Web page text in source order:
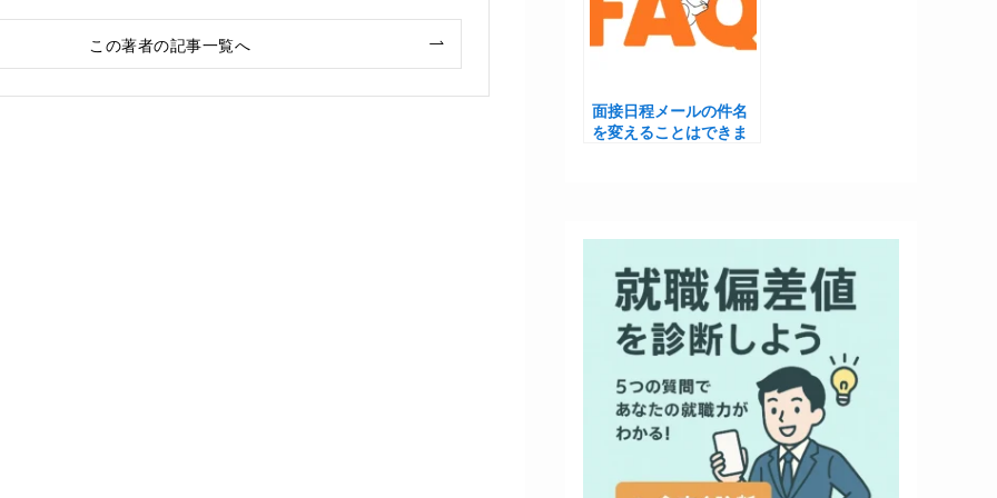
この著者の記事一覧へ
面接日程メールの件名
を変えることはできま